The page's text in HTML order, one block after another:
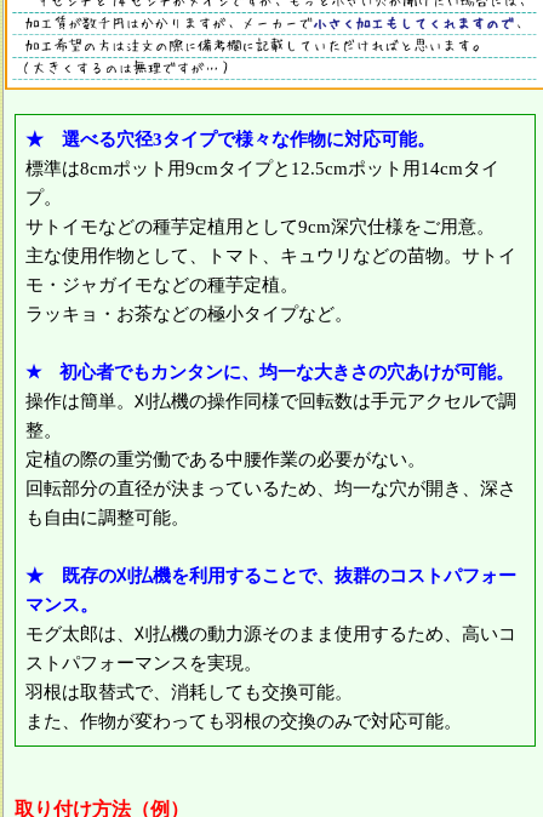
★ 選べる穴径3タイプで様々な作物に対応可能。
標準は8cmポット用9cmタイプと12.5cmポット用14cmタイ
プ。
サトイモなどの種芋定植用として9cm深穴仕様をご用意。
主な使用作物として、トマト、キュウリなどの苗物。サトイ
モ・ジャガイモなどの種芋定植。
ラッキョ・お茶などの極小タイプなど。
★ 初心者でもカンタンに、均一な大きさの穴あけが可能。
操作は簡単。刈払機の操作同様で回転数は手元アクセルで調
整。
定植の際の重労働である中腰作業の必要がない。
回転部分の直径が決まっているため、均一な穴が開き、深さ
も自由に調整可能。
★ 既存の刈払機を利用することで、抜群のコストパフォー
マンス。
モグ太郎は、刈払機の動力源そのまま使用するため、高いコ
ストパフォーマンスを実現。
羽根は取替式で、消耗しても交換可能。
また、作物が変わっても羽根の交換のみで対応可能。
取り付け方法（例）